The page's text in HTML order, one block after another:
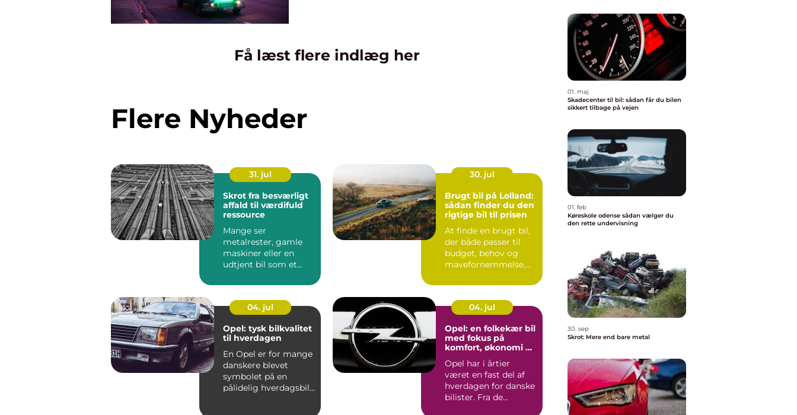
Få læst flere indlæg her
Flere Nyheder
31. jul
Skrot fra besværligt
affald til værdifuld
ressource
Mange ser
metalrester, gamle
maskiner eller en
udtjent bil som et
fylder op. Men s...
30. jul
Brugt bil på Lolland:
sådan finder du den
rigtige bil til prisen
At finde en brugt bil,
der både passer til
budget, behov og
mavefornemmelse,
04. jul
Opel: tysk bilkvalitet
til hverdagen
En Opel er for mange
danskere blevet
symbolet på en
pålidelig hverdagsbil,
04. jul
Opel: en folkekær bil
med fokus på
komfort, økonomi og
Opel har i årtier
været en fast del af
hverdagen for danske
bilister. Fra de
01. maj
Skadecenter til bil: sådan får du bilen
sikkert tilbage på vejen
01. feb
Køreskole odense sådan vælger du
den rette undervisning
30. sep
Skrot: Mere end bare metal